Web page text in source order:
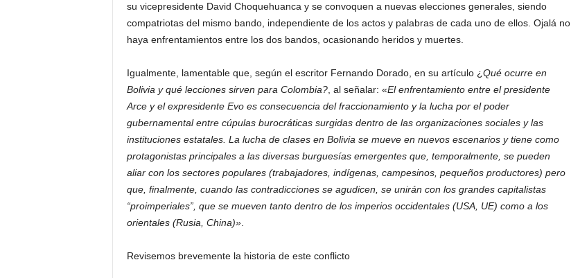
su vicepresidente David Choquehuanca y se convoquen a nuevas elecciones generales, siendo
compatriotas del mismo bando, independiente de los actos y palabras de cada uno de ellos. Ojalá no
haya enfrentamientos entre los dos bandos, ocasionando heridos y muertes.
Igualmente, lamentable que, según el escritor Fernando Dorado, en su artículo ¿Qué ocurre en
Bolivia y qué lecciones sirven para Colombia?, al señalar: «El enfrentamiento entre el presidente
Arce y el expresidente Evo es consecuencia del fraccionamiento y la lucha por el poder
gubernamental entre cúpulas burocráticas surgidas dentro de las organizaciones sociales y las
instituciones estatales. La lucha de clases en Bolivia se mueve en nuevos escenarios y tiene como
protagonistas principales a las diversas burguesías emergentes que, temporalmente, se pueden
aliar con los sectores populares (trabajadores, indígenas, campesinos, pequeños productores) pero
que, finalmente, cuando las contradicciones se agudicen, se unirán con los grandes capitalistas
“proimperiales”, que se mueven tanto dentro de los imperios occidentales (USA, UE) como a los
orientales (Rusia, China)».
Revisemos brevemente la historia de este conflicto